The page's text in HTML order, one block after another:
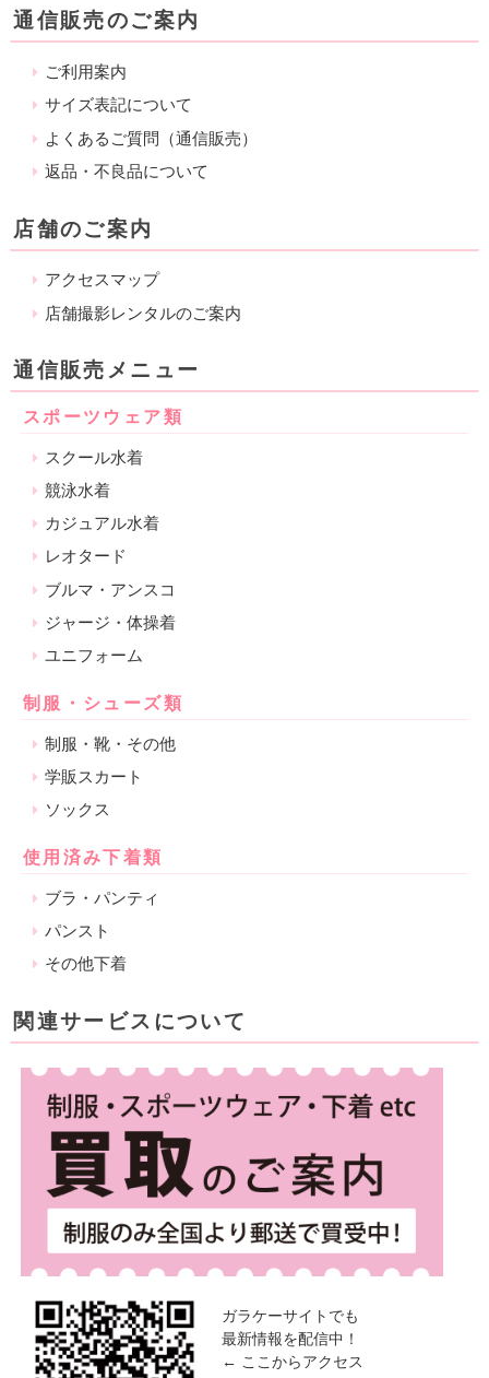
通信販売のご案内
ご利用案内
サイズ表記について
よくあるご質問（通信販売）
返品・不良品について
店舗のご案内
アクセスマップ
店舗撮影レンタルのご案内
通信販売メニュー
スポーツウェア類
スクール水着
競泳水着
カジュアル水着
レオタード
ブルマ・アンスコ
ジャージ・体操着
ユニフォーム
制服・シューズ類
制服・靴・その他
学販スカート
ソックス
使用済み下着類
ブラ・パンティ
パンスト
その他下着
関連サービスについて
ガラケーサイトでも
最新情報を配信中！
← ここからアクセス